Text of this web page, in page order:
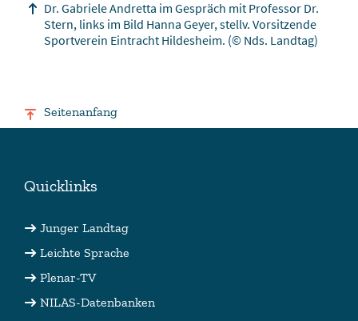
Dr. Gabriele Andretta im Gespräch mit Professor Dr.
Stern, links im Bild Hanna Geyer, stellv. Vorsitzende
Sportverein Eintracht Hildesheim. (© Nds. Landtag)
Seitenanfang
Quicklinks
Junger Landtag
Leichte Sprache
Plenar-TV
NILAS-Datenbanken